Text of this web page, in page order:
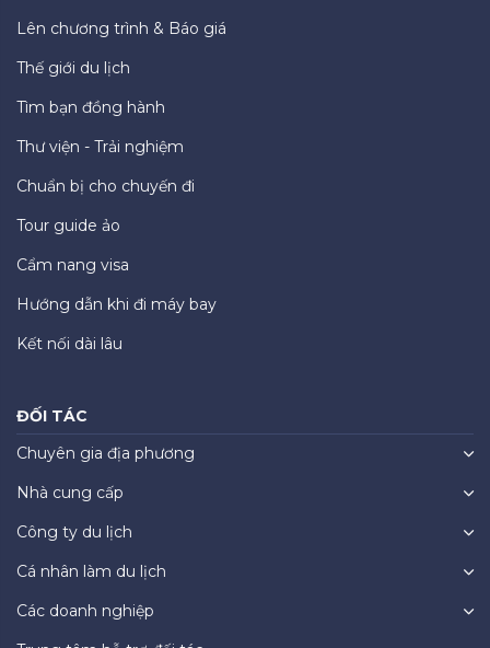
Lên chương trình & Báo giá
Thế giới du lịch
Tìm bạn đồng hành
Thư viện - Trải nghiệm
Chuẩn bị cho chuyến đi
Tour guide ảo
Cẩm nang visa
Hướng dẫn khi đi máy bay
Kết nối dài lâu
ĐỐI TÁC
Chuyên gia địa phương
Nhà cung cấp
Công ty du lịch
Cá nhân làm du lịch
Các doanh nghiệp